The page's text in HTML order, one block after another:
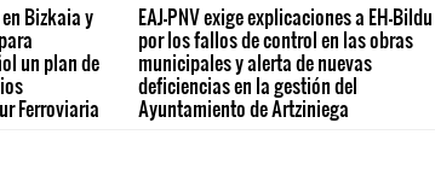
en Bizkaia y
un plan de
Ferroviaria
EAJ-PNV exige explicaciones a EH-Bildu
por los fallos de control en las obras
municipales y alerta de nuevas
deficiencias en la gestión del
Ayuntamiento de Artziniega